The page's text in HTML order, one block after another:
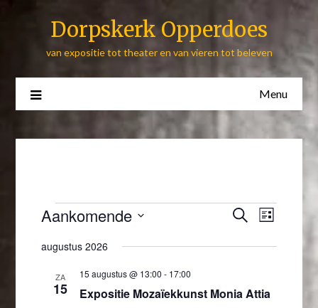
Dorpskerk Opperdoes
van expositie tot theater en van vieren tot beleven
Menu
Evenementen
navigatie
Zoeken
Lijst
Aankomende
een
augustus 2026
ZA
15 Expositie Mozaïekkunst Monia Attia
15 augustus @ 13:00 - 17:00